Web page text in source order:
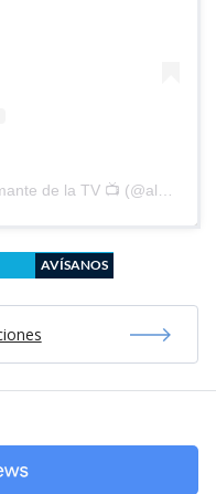
Una publicación compartida por Amante de la TV 📺 (@alguien_te_observa)
AVÍSANOS